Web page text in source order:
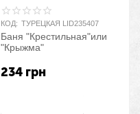
КОД: ТУРЕЦКАЯ LID235407
Баня "Крестильная"или
"Крыжма"
234 грн